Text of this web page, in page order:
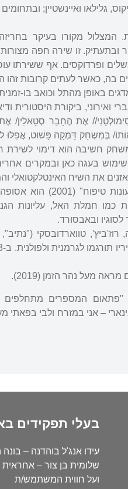
גלילאו ואיינשטיין;
המצלול מקורו בעיקר
ובתעתיק. זו שירה חפה מצורות
ופרדוקסים. אף ששירתו
בה, כאשר לעתים קרובות זהו
באופן מהתל וכואב בו-זמנית
ואירוני, ביקורת היסטורית
אֶת הֶחָבֵר סְטָאלִין/
בְּמִשְׂחַק דַּמְקָה פָּשׁוּט,
חשיבה הוא דימוי לשירת
בעגה כאן ובמקרים
את השיח האינטלקטואלי
קובץ האפוריזמים שלו
חמלת האל, עליונות
ובאבסורד.
מעל נהר הזמן (2019).
"פתאום המספרים מתחלפים
בעלי תפקידים
עידו אנג'ל בוהדנה –
שלומית בן צור –
ועל חווית המשתמש/ת